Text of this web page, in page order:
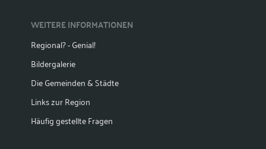
WEITERE INFORMATIONEN
Regional? - Genial!
Bildergalerie
Die Gemeinden & Städte
Links zur Region
Häufig gestellte Fragen